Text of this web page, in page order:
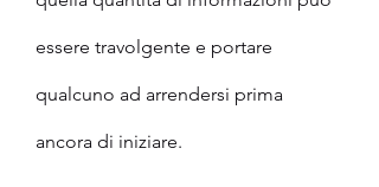
essere travolgente e portare
qualcuno ad arrendersi prima
ancora di iniziare.